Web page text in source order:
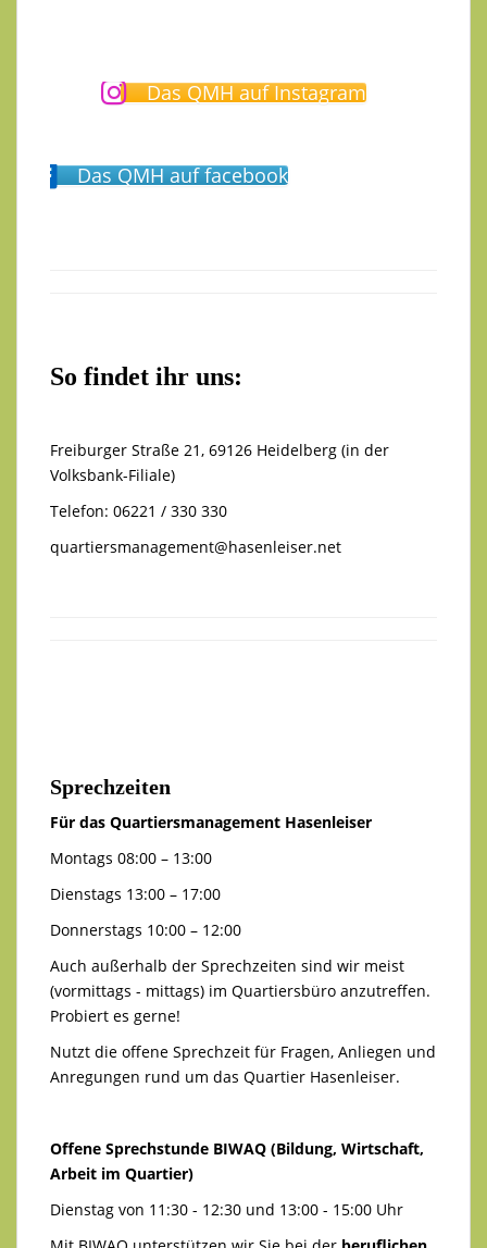
Das QMH auf Instagram
Das QMH auf facebook
So findet ihr uns:
Freiburger Straße 21, 69126 Heidelberg (in der
Volksbank-Filiale)
Telefon: 06221 / 330 330
quartiersmanagement@hasenleiser.net
Sprechzeiten
Für das Quartiersmanagement Hasenleiser
Montags 08:00 – 13:00
Dienstags 13:00 – 17:00
Donnerstags 10:00 – 12:00
Auch außerhalb der Sprechzeiten sind wir meist
(vormittags - mittags) im Quartiersbüro anzutreffen.
Probiert es gerne!
Nutzt die offene Sprechzeit für Fragen, Anliegen und
Anregungen rund um das Quartier Hasenleiser.
Offene Sprechstunde BIWAQ (Bildung, Wirtschaft,
Arbeit im Quartier)
Dienstag von 11:30 - 12:30 und 13:00 - 15:00 Uhr